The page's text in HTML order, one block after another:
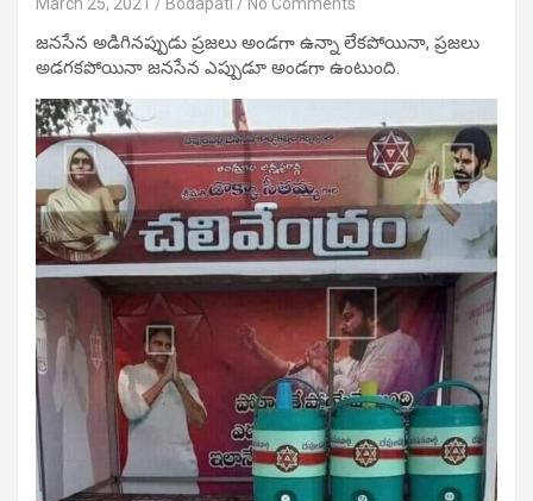
జనసేన అడిగినప్పుడు ప్రజలు అండగా ఉన్నా లేకపోయినా, ప్రజలు
అడగకపోయినా జనసేన ఎప్పుడూ అండగా ఉంటుంది.